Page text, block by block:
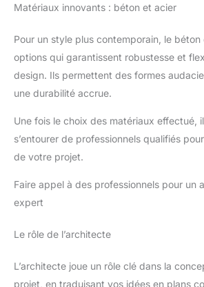
Matériaux innovants : béton et acier
Pour un style plus contemporain, le béton
options qui garantissent robustesse et
design. Ils permettent des formes
une durabilité accrue.
Une fois le choix des matériaux effectué,
s’entourer de professionnels qualifiés
de votre projet.
Faire appel à des professionnels pour un
expert
Le rôle de l’architecte
L’architecte joue un rôle clé dans la
projet, en traduisant vos idées en plans